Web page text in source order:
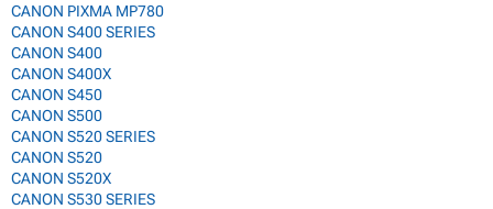
CANON PIXMA MP780
CANON S400 SERIES
CANON S400
CANON S400X
CANON S450
CANON S500
CANON S520 SERIES
CANON S520
CANON S520X
CANON S530 SERIES